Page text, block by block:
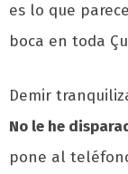
es lo que
boca en toda
Demir
No le he
pone al